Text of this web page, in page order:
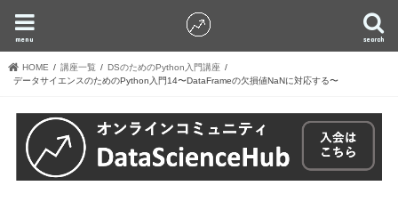
search
menu
HOME 講座一覧
DSのためのPython入門講座
データサイエンスのためのPython入門14〜DataFrameの欠損値NaNに対応する〜